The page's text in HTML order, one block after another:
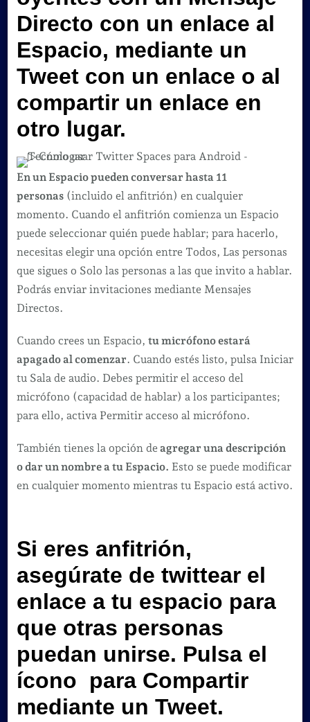
Directo con un enlace al
Espacio, mediante un
Tweet con un enlace o al
compartir un enlace en
otro lugar.
En un Espacio pueden conversar hasta 11
personas(incluido el anfitrión) en cualquier
momento. Cuando el anfitrión comienza un Espacio
puede seleccionar quién puede hablar; para hacerlo,
necesitas elegir una opción entre Todos, Las personas
que sigues o Solo las personas a las que invito a hablar.
Podrás enviar invitaciones mediante Mensajes
Directos.
Cuando crees un Espacio, tu micrófono estará
apagado al comenzar. Cuando estés listo, pulsa Iniciar
tu Sala de audio. Debes permitir el acceso del
micrófono (capacidad de hablar) a los participantes;
para ello, activa Permitir acceso al micrófono.
También tienes la opción deagregar una descripción
o dar un nombre a tu Espacio. Esto se puede modificar
en cualquier momento mientras tu Espacio está activo.
Si eres anfitrión,
asegúrate de twittear el
enlace a tu espacio para
que otras personas
puedan unirse. Pulsa el
ícono para Compartir
mediante un Tweet.